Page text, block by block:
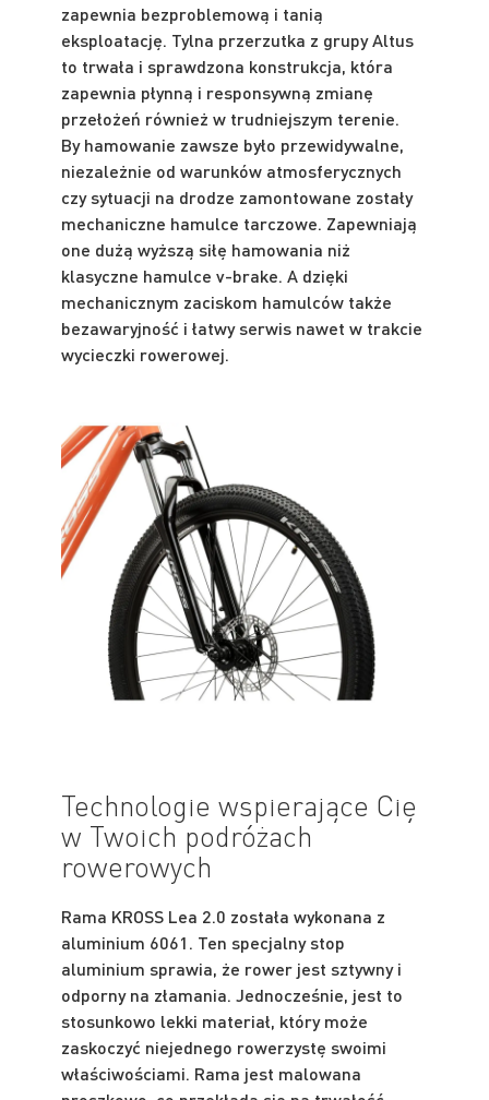
zapewnia bezproblemową i tanią
eksploatację. Tylna przerzutka z grupy Altus
to trwała i sprawdzona konstrukcja, która
zapewnia płynną i responsywną zmianę
przełożeń również w trudniejszym terenie.
By hamowanie zawsze było przewidywalne,
niezależnie od warunków atmosferycznych
czy sytuacji na drodze zamontowane zostały
mechaniczne hamulce tarczowe. Zapewniają
one dużą wyższą siłę hamowania niż
klasyczne hamulce v-brake. A dzięki
mechanicznym zaciskom hamulców także
bezawaryjność i łatwy serwis nawet w trakcie
wycieczki rowerowej.
Technologie wspierające Cię
w Twoich podróżach
rowerowych
Rama KROSS Lea 2.0 została wykonana z
aluminium 6061. Ten specjalny stop
aluminium sprawia, że rower jest sztywny i
odporny na złamania. Jednocześnie, jest to
stosunkowo lekki materiał, który może
zaskoczyć niejednego rowerzystę swoimi
właściwościami. Rama jest malowana